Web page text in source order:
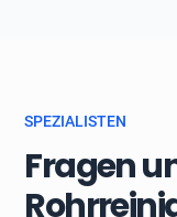
SPEZIALISTEN
Fragen